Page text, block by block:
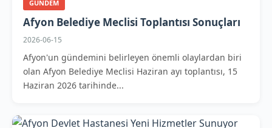
GUNDEM
Afyon Belediye Meclisi Toplantısı Sonuçları
2026-06-15
Afyon'un gündemini belirleyen önemli olaylardan biri
olan Afyon Belediye Meclisi Haziran ayı toplantısı, 15
Haziran 2026 tarihinde...